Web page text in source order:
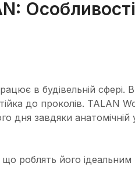
в будівельній сфері.
до проколів. TALAN
дня завдяки анатомічній
роблять його